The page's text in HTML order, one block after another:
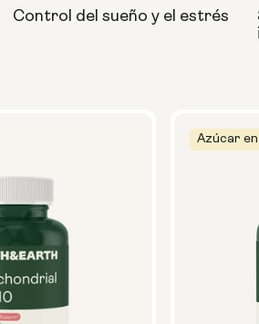
Azúcar
Control del sueño y el estrés